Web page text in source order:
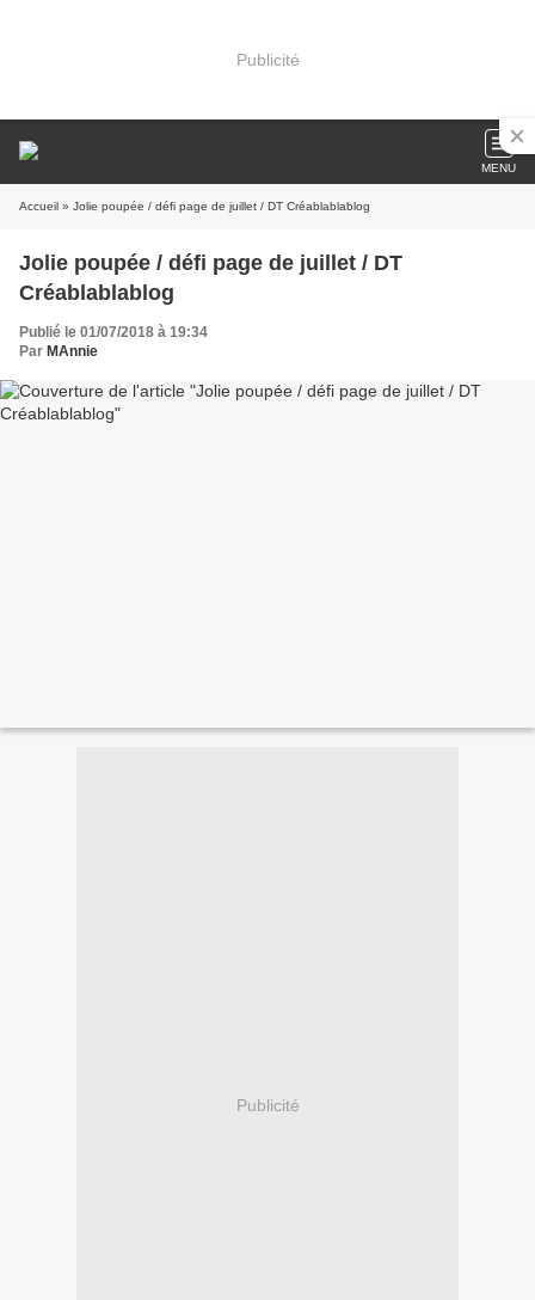
Publicité
MENU
Accueil » Jolie poupée / défi page de juillet / DT Créablablablog
Jolie poupée / défi page de juillet / DT
Créablablablog
Publié le 01/07/2018 à 19:34
Par MAnnie
Publicité